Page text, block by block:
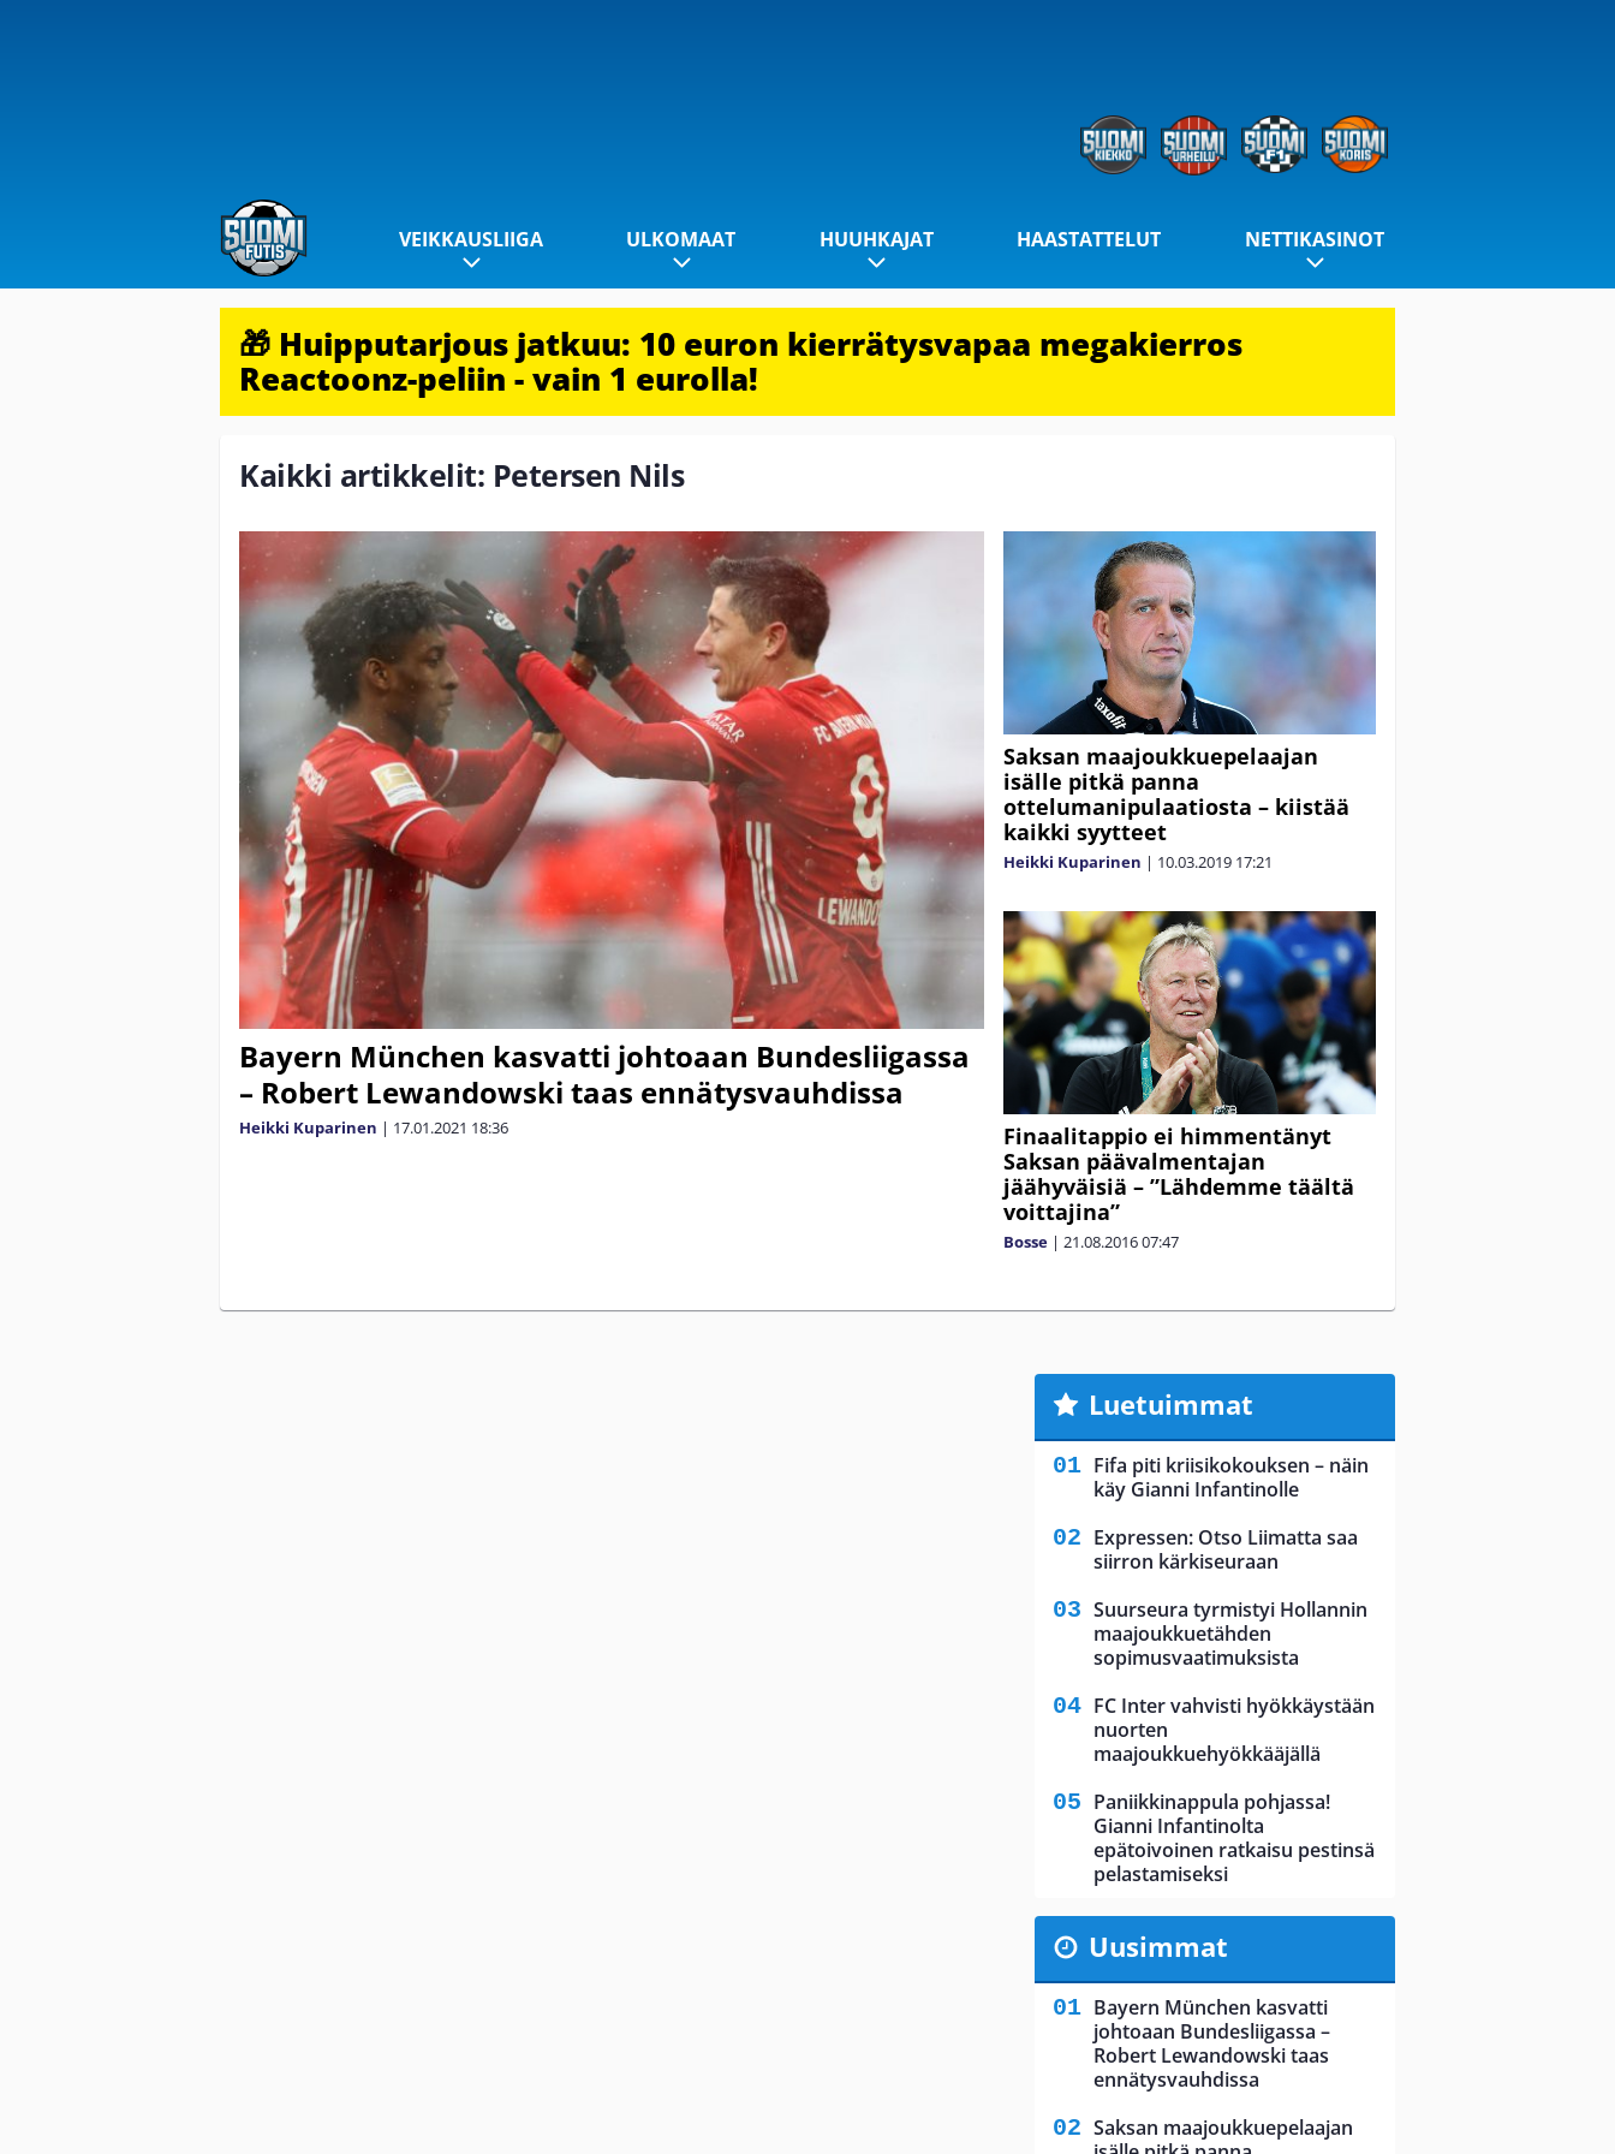
VEIKKAUSLIIGA ULKOMAAT HUUHKAJAT HAASTATTELUT NETTIKASINOT
🎁 Huipputarjous jatkuu: 10 euron kierrätysvapaa megakierros
Reactoonz-peliin - vain 1 eurolla!
Kaikki artikkelit: Petersen Nils
Bayern München kasvatti johtoaan Bundesliigassa
– Robert Lewandowski taas ennätysvauhdissa
Heikki Kuparinen | 17.01.2021 18:36
Saksan maajoukkuepelaajan
isälle pitkä panna
ottelumanipulaatiosta – kiistää
kaikki syytteet
Heikki Kuparinen | 10.03.2019 17:21
Finaalitappio ei himmentänyt
Saksan päävalmentajan
jäähyväisiä – ”Lähdemme täältä
voittajina”
Bosse | 21.08.201607:47
Luetuimmat
Fifa piti kriisikokouksen – näin
käy Gianni Infantinolle
Expressen: Otso Liimatta saa
siirron kärkiseuraan
Suurseura tyrmistyi Hollannin
maajoukkuetähden
sopimusvaatimuksista
FC Inter vahvisti hyökkäystään
nuorten
maajoukkuehyökkääjällä
Paniikkinappula pohjassa!
Gianni Infantinolta
epätoivoinen ratkaisu pestinsä
pelastamiseksi
Uusimmat
Bayern München kasvatti
johtoaan Bundesliigassa –
Robert Lewandowski taas
ennätysvauhdissa
Saksan maajoukkuepelaajan